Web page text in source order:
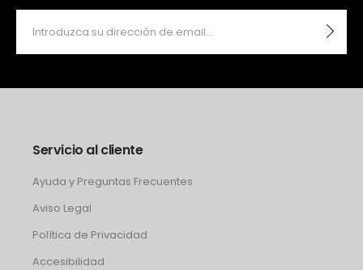
Servicio al cliente
Ayuda y Preguntas Frecuentes
Aviso Legal
Política de Privacidad
Accesibilidad